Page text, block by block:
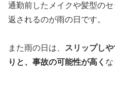
通勤前したメイクや髪型の
返されるのが雨の日です。
また雨の日は、
スリップし
りと、事故の可能性が高く な